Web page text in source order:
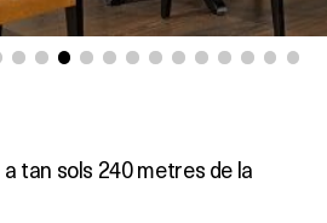
tan sols 240 metres de la